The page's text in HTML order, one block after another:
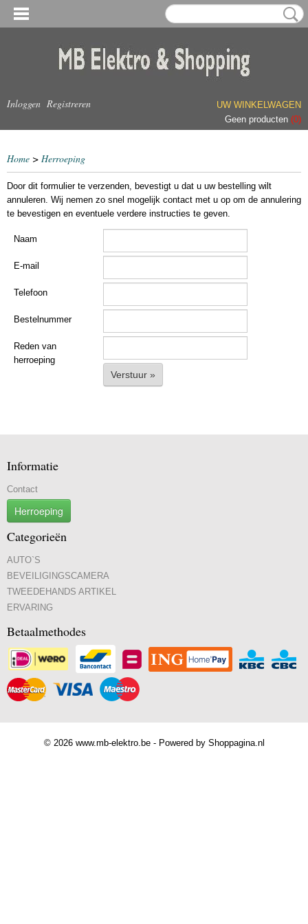
Inloggen Registreren
UW WINKELWAGEN
Geen producten (0)
Home > Herroeping
Door dit formulier te verzenden, bevestigt u dat u uw bestelling wilt
annuleren. Wij nemen zo snel mogelijk contact met u op om de annulering
te bevestigen en eventuele verdere instructies te geven.
Naam
E-mail
Telefoon
Bestelnummer
Reden van
herroeping
Verstuur »
Informatie
Contact
Herroeping
Categorieën
AUTO`S
BEVEILIGINGSCAMERA
TWEEDEHANDS ARTIKEL
ERVARING
Betaalmethodes
© 2026 www.mb-elektro.be - Powered by Shoppagina.nl